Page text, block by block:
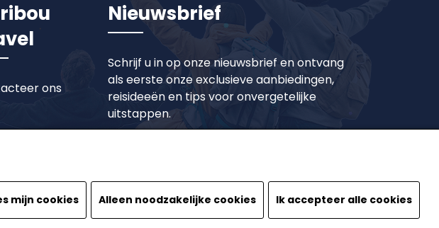
ons
Nieuwsbrief
Schrijf u in op onze nieuwsbrief en ontvang
als eerste onze exclusieve aanbiedingen,
reisideeën en tips voor onvergetelijke
uitstappen.
mijn cookies Alleen noodzakelijke cookies Ik accepteer alle cookies